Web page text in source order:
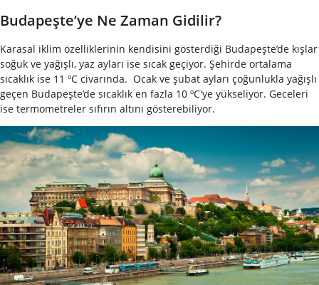
Budapeşte’ye Ne Zaman Gidilir?
Karasal iklim özelliklerinin kendisini gösterdiği Budapeşte’de kışlar
soğuk ve yağışlı, yaz ayları ise sıcak geçiyor. Şehirde ortalama
sıcaklık ise 11 ºC civarında. Ocak ve şubat ayları çoğunlukla yağışlı
geçen Budapeşte’de sıcaklık en fazla 10 ºC'ye yükseliyor. Geceleri
ise termometreler sıfırın altını gösterebiliyor.